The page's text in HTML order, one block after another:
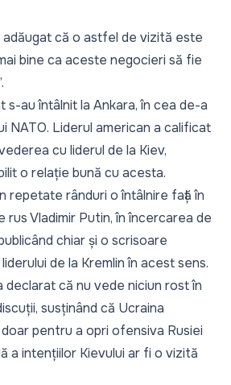
adăugat că o astfel de vizită este
bine ca aceste negocieri să fie
s-au întâlnit la Ankara, în cea de-a
NATO. Liderul american a calificat
cu liderul de la Kiev,
o relație bună cu acesta.
repetate rânduri o întâlnire față în
rus Vladimir Putin, în încercarea de
chiar și o scrisoare
de la Kremlin în acest sens.
declarat că nu vede niciun rost în
susținând că Ucraina
pentru a opri ofensiva Rusiei
a intențiilor Kievului ar fi o vizită